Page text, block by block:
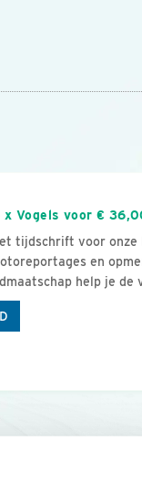
x Vogels voor €
tijdschrift voor onze
en
help je de